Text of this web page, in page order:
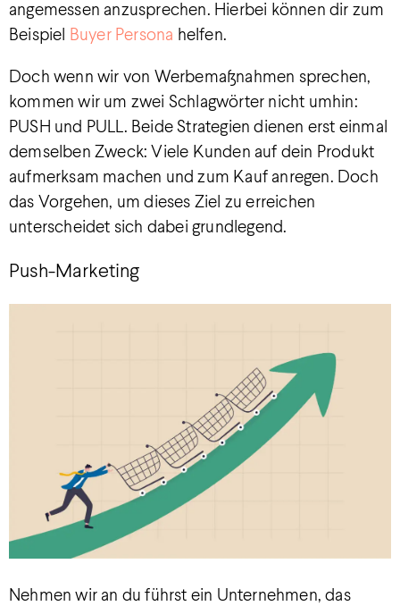
angemessen anzusprechen. Hierbei können dir zum
Beispiel Buyer Persona helfen.
Doch wenn wir von Werbemaßnahmen sprechen,
kommen wir um zwei Schlagwörter nicht umhin:
PUSH und PULL. Beide Strategien dienen erst einmal
demselben Zweck: Viele Kunden auf dein Produkt
aufmerksam machen und zum Kauf anregen. Doch
das Vorgehen, um dieses Ziel zu erreichen
unterscheidet sich dabei grundlegend.
Push-Marketing
Nehmen wir an du führst ein Unternehmen, das